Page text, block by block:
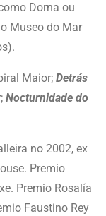
Dorna ou
Museo do Mar
Maior; Detrás
Nocturnidade do
no 2002, ex
Premio
Premio Rosalía
Faustino Rey